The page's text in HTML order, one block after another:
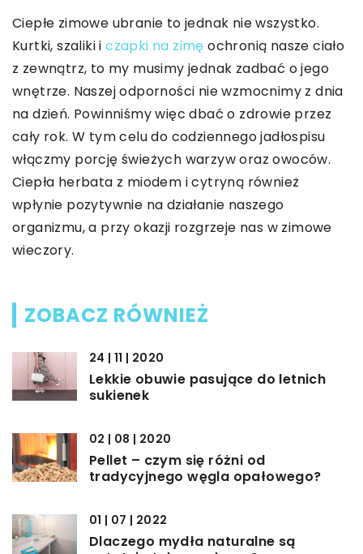
Ciepłe zimowe ubranie to jednak nie wszystko.
Kurtki, szaliki iczapki na zimę ochronią nasze ciało
z zewnątrz, to my musimy jednak zadbać o jego
wnętrze. Naszej odporności nie wzmocnimy z dnia
na dzień. Powinniśmy więc dbać o zdrowie przez
cały rok. W tym celu do codziennego jadłospisu
włączmy porcję świeżych warzyw oraz owoców.
Ciepła herbata z miodem i cytryną również
wpłynie pozytywnie na działanie naszego
organizmu, a przy okazji rozgrzeje nas w zimowe
wieczory.
ZOBACZ RÓWNIEŻ
24 | 11 | 2020
Lekkie obuwie pasujące do letnich
sukienek
02 | 08 | 2020
Pellet – czym się różni od
tradycyjnego węgla opałowego?
01 | 07 | 2022
Dlaczego mydła naturalne są